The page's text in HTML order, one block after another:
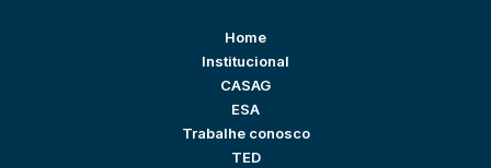
Home
Institucional
CASAG
ESA
Trabalhe conosco
TED